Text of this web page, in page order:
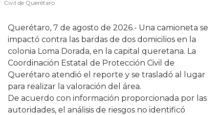
Civil de Querétaro
Querétaro, 7 de agosto de 2026.- Una camioneta se
impactó contra las bardas de dos domicilios en la
colonia Loma Dorada, en la capital queretana. La
Coordinación Estatal de Protección Civil de
Querétaro atendió el reporte y se trasladó al lugar
para realizar la valoración del área.
De acuerdo con información proporcionada por las
autoridades, el análisis de riesgos no identificó